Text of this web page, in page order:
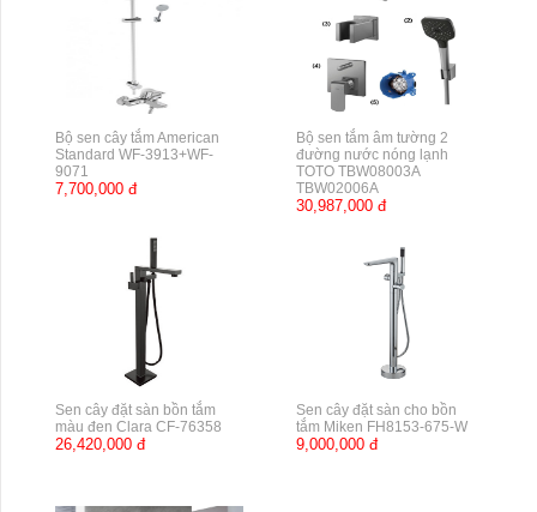
Bộ sen cây tắm American
Standard WF-3913+WF-
9071
7,700,000 đ
Bộ sen tắm âm tường 2
đường nước nóng lạnh
TOTO TBW08003A
TBW02006A
30,987,000 đ
Sen cây đặt sàn bồn tắm
màu đen Clara CF-76358
26,420,000 đ
Sen cây đặt sàn cho bồn
tắm Miken FH8153-675-W
9,000,000 đ